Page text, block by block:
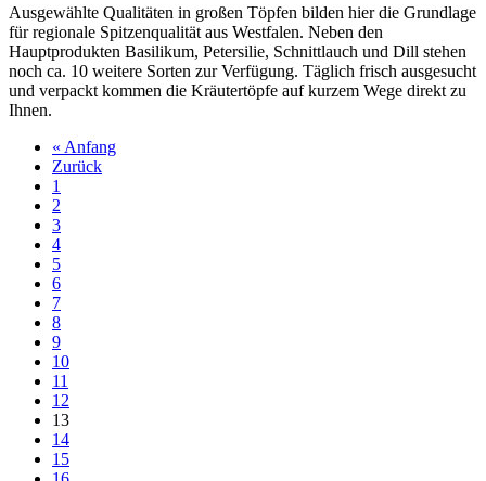
Ausgewählte Qualitäten in großen Töpfen bilden hier die Grundlage
für regionale Spitzenqualität aus Westfalen. Neben den
Hauptprodukten Basilikum, Petersilie, Schnittlauch und Dill stehen
noch ca. 10 weitere Sorten zur Verfügung. Täglich frisch ausgesucht
und verpackt kommen die Kräutertöpfe auf kurzem Wege direkt zu
Ihnen.
« Anfang
Zurück
1
2
3
4
5
6
7
8
9
10
11
12
13
14
15